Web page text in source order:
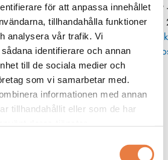
för att anpassa innehållet
tillhandahålla funktioner
analysera vår trafik. Vi
identifierare och annan
till de sociala medier och
som vi samarbetar med.
informationen med annan
tillhandahållit eller som de har
019
Camille Bauer
Mätvärdesomvandlare